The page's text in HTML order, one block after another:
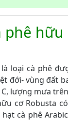
phê
là loại cà phê
đới- vùng đất
C, lượng mưa
cơ Robusta
cà phê